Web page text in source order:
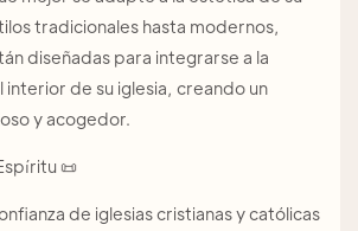
tradicionales hasta modernos,
diseñadas para integrarse a la
de su iglesia, creando un
y acogedor.
📜
de iglesias cristianas y católicas